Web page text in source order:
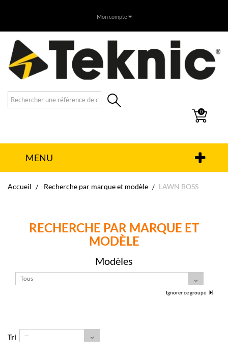
Mon compte
0
MENU
Accueil Recherche par marque et modèle LAWN BOSS
RECHERCHE PAR MARQUE ET
MODÈLE
Modèles
Tous
Ignorer ce groupe
Tri --